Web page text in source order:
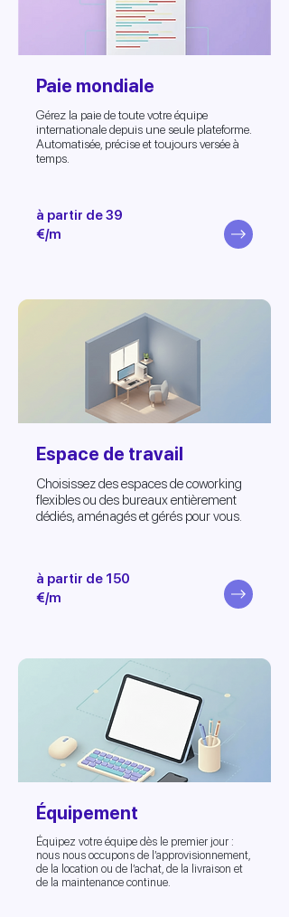
Paie mondiale
Gérez la paie de toute votre équipe
internationale depuis une seule plateforme.
Automatisée, précise et toujours versée à
temps.
à partir de 39
€/m
Espace de travail
Choisissez des espaces de coworking
flexibles ou des bureaux entièrement
dédiés, aménagés et gérés pour vous.
à partir de 150
€/m
Équipement
Équipez votre équipe dès le premier jour :
nous nous occupons de l’approvisionnement,
de la location ou de l’achat, de la livraison et
de la maintenance continue.